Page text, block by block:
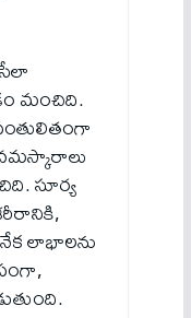
మంచిది.
సూర్య
లాభాలను